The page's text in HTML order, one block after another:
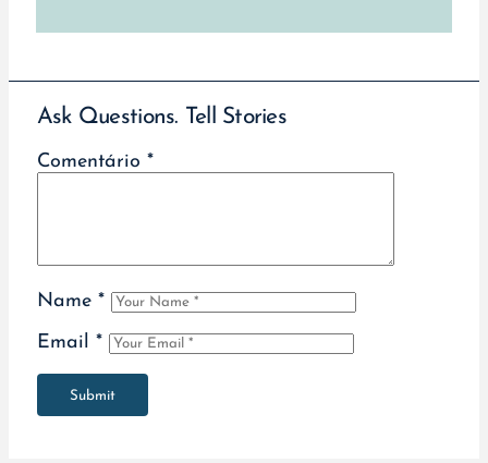
Ask Questions. Tell Stories
Comentário *
Name *
Email *
Submit